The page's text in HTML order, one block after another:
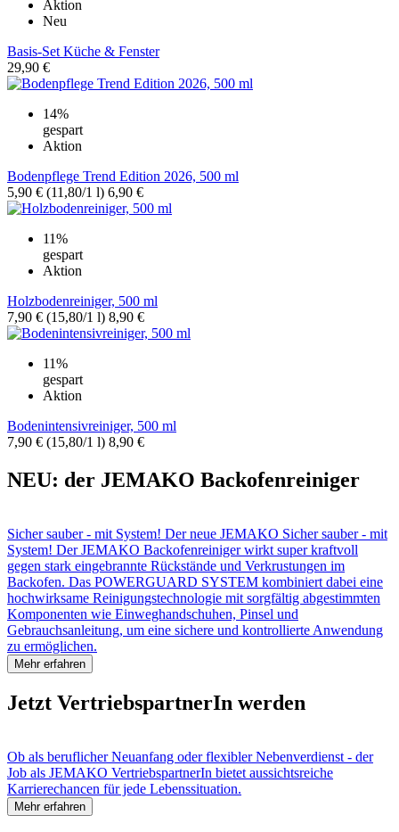
Aktion
Neu
Basis-Set Küche & Fenster
29,90 €
14%
gespart
Aktion
Bodenpflege Trend Edition 2026, 500 ml
5,90 € (11,80/1 l) 6,90 €
11%
gespart
Aktion
Holzbodenreiniger, 500 ml
7,90 € (15,80/1 l) 8,90 €
11%
gespart
Aktion
Bodenintensivreiniger, 500 ml
7,90 € (15,80/1 l) 8,90 €
NEU: der JEMAKO Backofenreiniger
Sicher sauber - mit System! Der neue JEMAKO Sicher sauber - mit
System! Der JEMAKO Backofenreiniger wirkt super kraftvoll
gegen stark eingebrannte Rückstände und Verkrustungen im
Backofen. Das POWERGUARD SYSTEM kombiniert dabei eine
hochwirksame Reinigungstechnologie mit sorgfältig abgestimmten
Komponenten wie Einweghandschuhen, Pinsel und
Gebrauchsanleitung, um eine sichere und kontrollierte Anwendung
zu ermöglichen.
Mehr erfahren
Jetzt VertriebspartnerIn werden
Ob als beruflicher Neuanfang oder flexibler Nebenverdienst - der
Job als JEMAKO VertriebspartnerIn bietet aussichtsreiche
Karrierechancen für jede Lebenssituation.
Mehr erfahren